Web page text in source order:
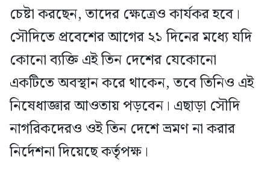
চেষ্টা করছেন, তাদের ক্ষেত্রেও কার্যকর হবে।
সৌদিতে প্রবেশের আগের ২১ দিনের মধ্যে যদি
কোনো ব্যক্তি এই তিন দেশের যেকোনো
একটিতে অবস্থান করে থাকেন, তবে তিনিও এই
নিষেধাজ্ঞার আওতায় পড়বেন। এছাড়া সৌদি
নাগরিকদেরও ওই তিন দেশে ভ্রমণ না করার
নির্দেশনা দিয়েছে কর্তৃপক্ষ।